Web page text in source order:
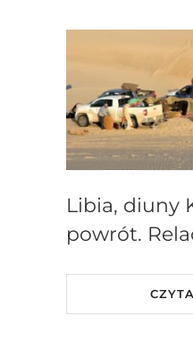
Libia, diuny
powrót.